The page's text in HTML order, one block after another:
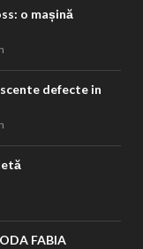
o mașină
defecte in
FABIA